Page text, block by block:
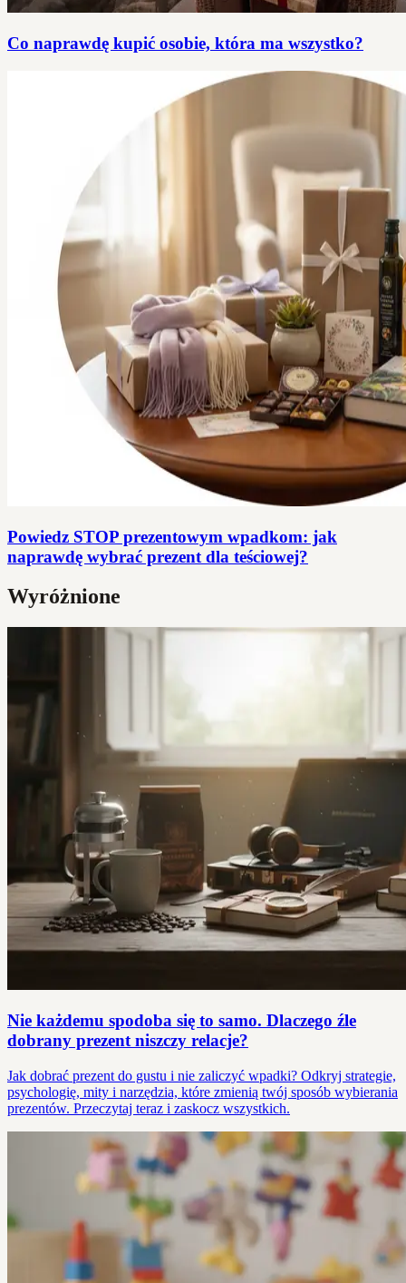
Co naprawdę kupić osobie, która ma wszystko?
Powiedz STOP prezentowym wpadkom: jak
naprawdę wybrać prezent dla teściowej?
Wyróżnione
Nie każdemu spodoba się to samo. Dlaczego źle
dobrany prezent niszczy relacje?
Jak dobrać prezent do gustu i nie zaliczyć wpadki? Odkryj strategie,
psychologię, mity i narzędzia, które zmienią twój sposób wybierania
prezentów. Przeczytaj teraz i zaskocz wszystkich.